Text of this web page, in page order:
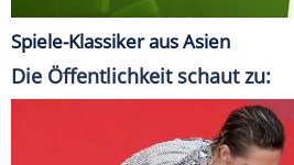
Spiele-Klassiker aus Asien
Die Öffentlichkeit schaut zu: